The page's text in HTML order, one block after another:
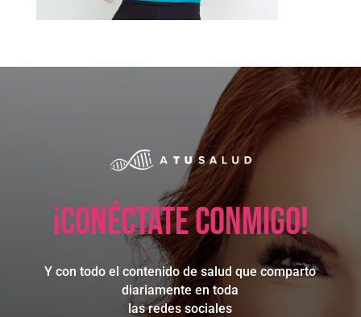
¡Conéctate conmigo!
Y con todo el contenido de salud que comparto
diariamente en toda
las redes sociales